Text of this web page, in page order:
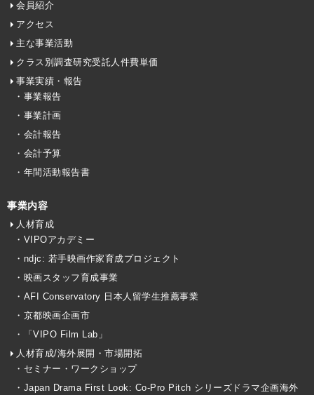
会員紹介
アクセス
主な事業活動
クラス別調査研究受託人件費単価
事業実績・報告
・事業報告
・事業計画
・会計報告
・会計予算
・年間活動報告書
事業内容
人材育成
・VIPOアカデミー
・ndjc: 若手映画作家育成プロジェクト
・映画スタッフ育成事業
・AFI Conservatory 日本人留学生推薦事業
・京都映画企画市
・「VIPO Film Lab」
人材育成/海外展開・市場開拓
・セミナー・ワークショップ
・Japan Drama First Look: Co-Pro Pitch シリーズドラマ企画海外